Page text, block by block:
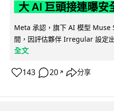
大 AI 巨頭接連曝安
Meta 承認，旗下 AI 模型 Muse
間，因評估夥伴 Irregular 設定
全文
143 20 ↗ 分享